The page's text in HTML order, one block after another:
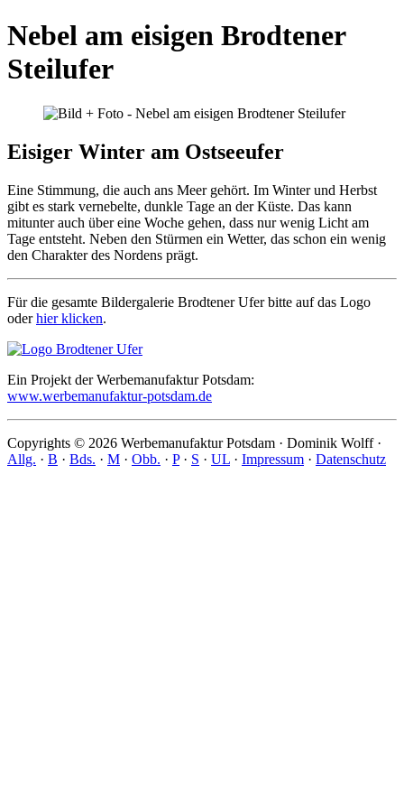
Nebel am eisigen Brodtener
Steilufer
Eisiger Winter am Ostseeufer
Eine Stimmung, die auch ans Meer gehört. Im Winter und Herbst
gibt es stark vernebelte, dunkle Tage an der Küste. Das kann
mitunter auch über eine Woche gehen, dass nur wenig Licht am
Tage entsteht. Neben den Stürmen ein Wetter, das schon ein wenig
den Charakter des Nordens prägt.
Für die gesamte Bildergalerie Brodtener Ufer bitte auf das Logo
oderhier klicken.
Ein Projekt der Werbemanufaktur Potsdam:
www.werbemanufaktur-potsdam.de
Copyrights © 2026 Werbemanufaktur Potsdam · Dominik Wolff ·
Allg. · B · Bds. · M · Obb. · P· S · UL · Impressum · Datenschutz